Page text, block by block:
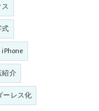
iPhone
紹介
ーレス化